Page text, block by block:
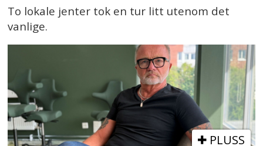
To lokale jenter tok en tur litt utenom det
vanlige.
PLUSS